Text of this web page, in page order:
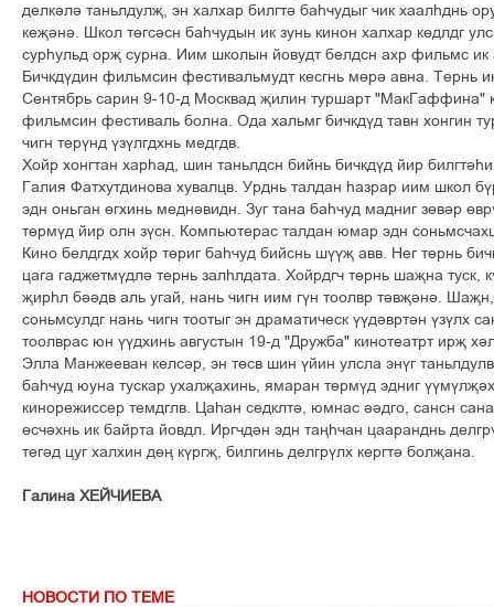
äåëê³ë³ òàíüëäóëš, ýí õàëõàð áèëãò³ áàº÷óäûã ÷èê õààëºäíü
êåš³í³. Øêîë ò´ãñ³ñí áàº÷óäûí èê çóíü êèíîí õàëõàð ê´äëäã
ñóðºóëüä îðš ñóðíà. Èèì øêîëûí éîâóäò áåëäñí àõð ôèëüìñ èê
Áè÷êä¢äèí ôèëüìñèí ôåñòèâàëüìóäò êåñãíü ì´ð³ àâíà. Òåðíü
Ñåíòÿáðü ñàðèí 9-10-ä Ìîñêâàä šèëèí òóðøàðò "ÌàêÃàôôèíà"
ôèëüìñèí ôåñòèâàëü áîëíà. Îäà õàëüìã áè÷êä¢ä òàâí õîíãèí
÷èãí òåð¢íä ¢ç¢ëãäõíü ìåäãäâ.
Õîéð õîíãòàí õàðºàä, øèí òàíüëäñí áèéíü áè÷êä¢ä éèð
Ãàëèÿ Ôàòõóòäèíîâà õóâàëöâ. Óðäíü òàëäàí ºàçðàð èèì øêîë
ýäí îíüãàí ´ãõèíü ìåäí³âèäí. Çóã òàíà áàº÷óä ìàäíèã ç´â³ð
ò´ðì¢ä éèð îëí ç¢ñí. Êîìïüþòåðàñ òàëäàí þìàð ýäí
Êèíî áåëäãäõ õîéð ò´ðèã áàº÷óä áèéñíü ø¢¢š àââ. Íåã ò´ðíü
öàãà ãàäæåòì¢äë³ òåðíü çàëºëäàòà. Õîéðäã÷ ò´ðíü øàšíà
šèðºë á³³äâ àëü óãàé, íàíü ÷èãí èèì ã¢í òîîëâð ò³âš³í³.
ñîíüìñóëäã íàíü ÷èãí òîîòûã ýí äðàìàòè÷åñê ¢¢ä³âðò³í ¢ç¢ëõ
òîîëâðàñ þí ¢¢äõèíü àâãóñòûí 19-ä "Äðóæáà" êèíîòåàòðò èðš
Ýëëà Ìàíæååâàí êåëñ³ð, ýí ò´ñâ øèí ¢éèí óëñëà ýí¢ã
áàº÷óä þóíà òóñêàð óõàëšàõèíü, ÿìàðàí ò´ðì¢ä ýäíèã
êèíîðåæèññåð òåìäãëâ. Öàºàí ñåäêëò³, þìíàñ ³³äãî, ñàíñí
´ñ÷³õíü èê áàéðòà éîâäë. Èðã÷ä³í ýäí òàœº÷àí öààðàíäíü
òåã³ä öóã õàëõèí ä´œ ê¢ðãš, áèëãèíü äåëãð¢ëõ êåðãò³ áîëšàíà.
Ãàëèíà ÕÅÉ×ÈÅÂÀ
НОВОСТИ ПО ТЕМЕ